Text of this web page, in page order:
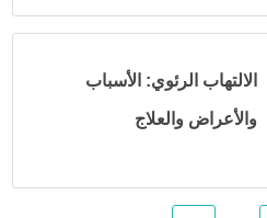
الالتهاب الرئوي: الأسباب
والأعراض والعلاج